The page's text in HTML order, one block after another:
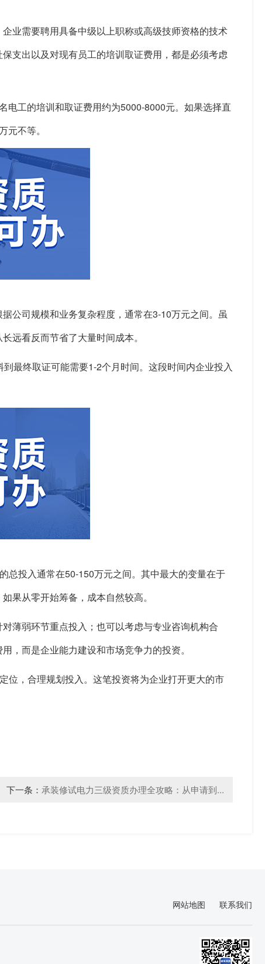
业需要聘用具备中级以上职称或高级技师资格的技术
支出以及对现有员工的培训取证费用，都是必须考虑
电工的培训和取证费用约为5000-8000元。如果选择直
不等。
公司规模和业务复杂程度，通常在3-10万元之间。虽
远看反而节省了大量时间成本。
最终取证可能需要1-2个月时间。这段时间内企业投入
总投入通常在50-150万元之间。其中最大的变量在于
果从零开始筹备，成本自然较高。
薄弱环节重点投入；也可以考虑与专业咨询机构合
，而是企业能力建设和市场竞争力的投资。
位，合理规划投入。这笔投资将为企业打开更大的市
下一条： 承装修试电力三级资质办理全攻略：从申请到...
网站地图 联系我们